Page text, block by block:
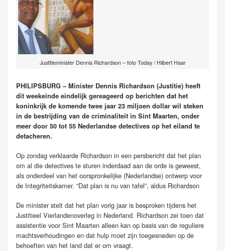
Justitieminister Dennis Richardson – foto Today / Hilbert Haar
PHILIPSBURG – Minister Dennis Richardson (Justitie) heeft
dit weekeinde eindelijk gereageerd op berichten dat het
koninkrijk de komende twee jaar 23 miljoen dollar wil steken
in de bestrijding van de criminaliteit in Sint Maarten, onder
meer door 50 tot 55 Nederlandse detectives op het eiland te
detacheren.
Op zondag verklaarde Richardson in een persbericht dat het plan
om al die detectives te sturen inderdaad aan de orde is geweest,
als onderdeel van het oorspronkelijke (Nederlandse) ontwerp voor
de Integriteitskamer. “Dat plan is nu van tafel”, aldus Richardson
De minister stelt dat het plan vorig jaar is besproken tijdens het
Justitieel Vierlandenoverleg in Nederland. Richardson zei toen dat
assistentie voor Sint Maarten alleen kan op basis van de reguliere
machtsverhoudingen en dat hulp moet zijn toegesneden op de
behoeften van het land dat er om vraagt.